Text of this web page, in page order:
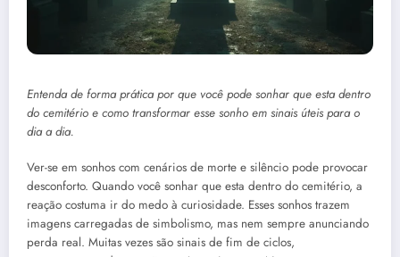
Entenda de forma prática por que você pode sonhar que esta dentro
do cemitério e como transformar esse sonho em sinais úteis para o
dia a dia.
Ver-se em sonhos com cenários de morte e silêncio pode provocar
desconforto. Quando você sonhar que esta dentro do cemitério, a
reação costuma ir do medo à curiosidade. Esses sonhos trazem
imagens carregadas de simbolismo, mas nem sempre anunciando
perda real. Muitas vezes são sinais de fim de ciclos,